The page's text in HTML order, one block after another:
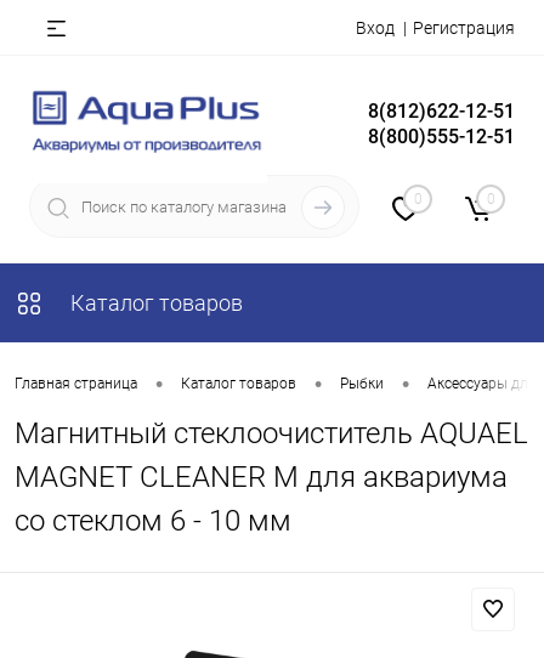
Вход Регистрация
8(812)622-12-51
8(800)555-12-51
0 0
Каталог товаров
Главная страница • Каталог товаров • Рыбки • Аксессуары для
Магнитный стеклоочиститель AQUAEL
MAGNET CLEANER M для аквариума
со стеклом 6 - 10 мм